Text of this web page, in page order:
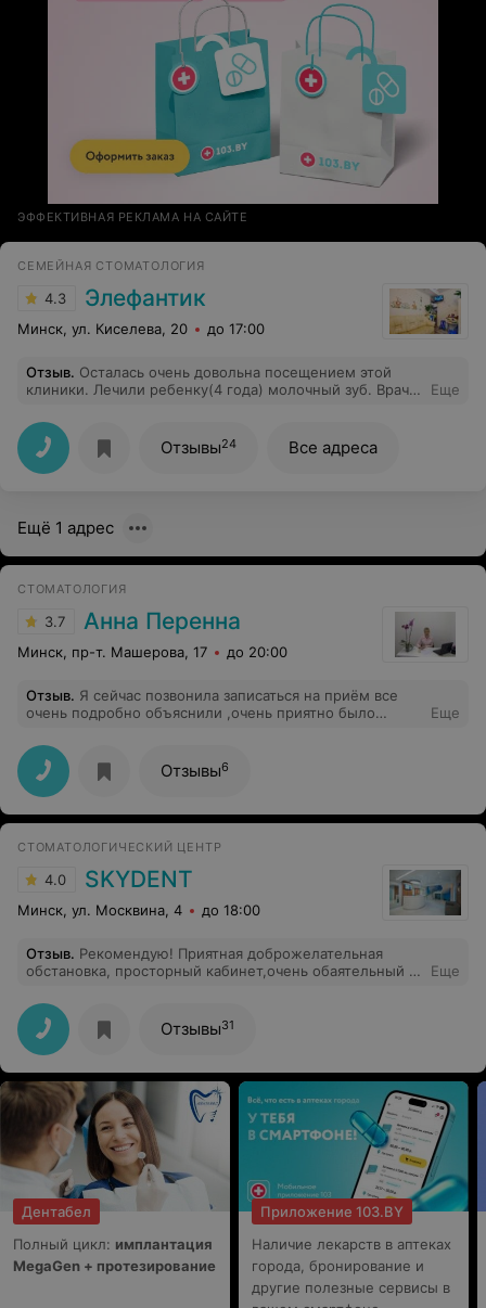
ЭФФЕКТИВНАЯ РЕКЛАМА НА САЙТЕ
СЕМЕЙНАЯ СТОМАТОЛОГИЯ
4.3 Элефантик
Минск, ул. Киселева, 20 до 17:00
Отзыв. Осталась очень довольна посещением этой
клиники. Лечили ребенку(4 года) молочный зуб. Врач
профессионал. Каждое свое действие он подробно
объяснял, так что у сына не было особого страха.
Такого тактичного и терпеливого врача я еще не
видела. В дополнение ко всему понравилась
огромное! Всем рекомендую!
Еще
Отзывы24 Все адреса
Ещё 1 адрес
СТОМАТОЛОГИЯ
3.7 Анна Перенна
Минск, пр-т. Машерова, 17 до 20:00
Отзыв. Я сейчас позвонила записаться на приём все
очень подробно объяснили ,очень приятно было
лечение а пока 5/ из 5.Спасибо вам❤️
Еще
Отзывы6
СТОМАТОЛОГИЧЕСКИЙ ЦЕНТР
4.0 SKYDENT
Минск, ул. Москвина, 4 до 18:00
Отзыв. Рекомендую! Приятная доброжелательная
обстановка, просторный кабинет,очень обаятельный и
консультацию сразу забыла о своих страхах. Так как
предполагалась имплантация, консультация была
совместно с протезистом.На месте сделали
снимок,доступно объяснили и расписали план
лечения, в следующий приём уже поставили два
импланта,вечером немного ощущалась слабость, но
как и рекомендовал доктор приняла антибиотик и
легкое полоскание хлоргекседином, утром не было ни
дискомфорта ни припухлости. Теперь жду следующего
этапа и надеюсь, что скоро буду улыбаться в полный
рот.
Еще
Отзывы31
Дентабел
Полный цикл: имплантация
MegaGen + протезирование
Приложение 103.BY
Наличие лекарств в аптеках
города, бронирование и
другие полезные сервисы в